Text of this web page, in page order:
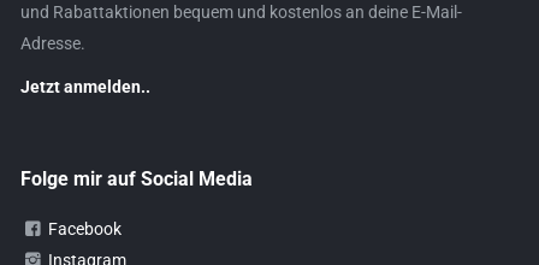
und Rabattaktionen bequem und kostenlos an deine E-Mail-
Adresse.
Jetzt anmelden..
Folge mir auf Social Media
Facebook
Instagram